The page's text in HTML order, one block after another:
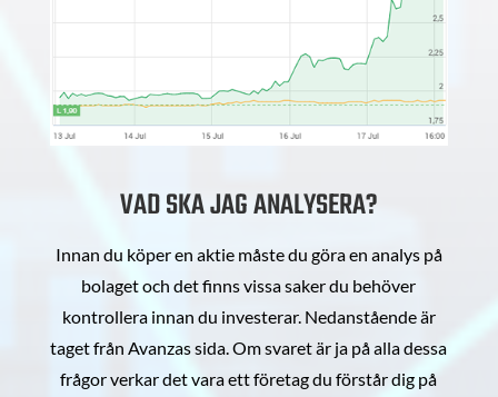
VAD SKA JAG ANALYSERA?
Innan du köper en aktie måste du göra en analys på
bolaget och det finns vissa saker du behöver
kontrollera innan du investerar. Nedanstående är
taget från Avanzas sida. Om svaret är ja på alla dessa
frågor verkar det vara ett företag du förstår dig på